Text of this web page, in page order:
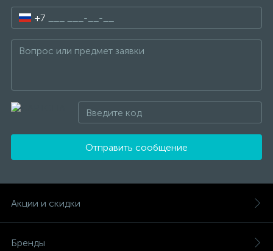
+7
Отправить сообщение
Акции и скидки
Бренды